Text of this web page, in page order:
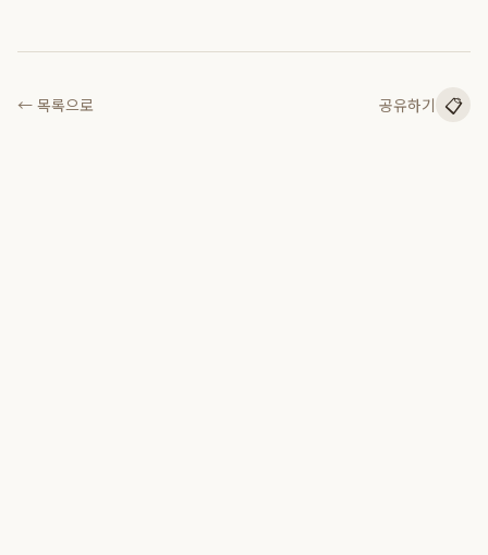
← 목록으로 공유하기 📋